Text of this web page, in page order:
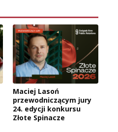
Maciej Lasoń
przewodniczącym jury
24. edycji konkursu
Złote Spinacze